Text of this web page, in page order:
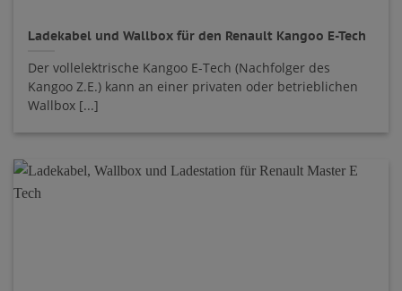
Ladekabel und Wallbox für den Renault Kangoo E-Tech
Der vollelektrische Kangoo E-Tech (Nachfolger des
Kangoo Z.E.) kann an einer privaten oder betrieblichen
Wallbox [...]